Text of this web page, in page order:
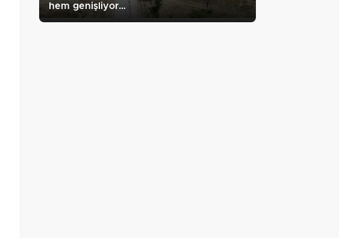
hem genişliyor…